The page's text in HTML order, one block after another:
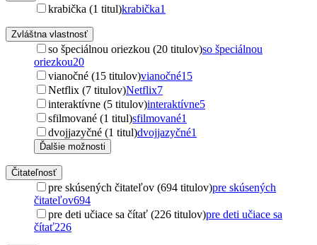
krabička (1 titul)krabička1
Zvláštna vlastnosť
so špeciálnou oriezkou (20 titulov)so špeciálnou
oriezkou20
vianočné (15 titulov)vianočné15
Netflix (7 titulov)Netflix7
interaktívne (5 titulov)interaktívne5
sfilmované (1 titul)sfilmované1
dvojjazyčné (1 titul)dvojjazyčné1
Ďalšie možnosti
Čitateľnosť
pre skúsených čitateľov (694 titulov)pre skúsených
čitateľov694
pre deti učiace sa čítať (226 titulov)pre deti učiace sa
čítať226